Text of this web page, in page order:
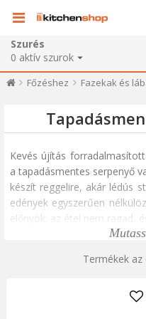
Szurés
0 aktív szurok
Főzéshez Fazekak és
Kevés újítás
a tapadásmentes serpenyő
készít reggelire, akár lédús
edények egyszerűen
előnyök: az étel nem ragad,
Még akkor is, ha nagyon
egyáltalán nem – a
az étel könnyen
kevesebb időt kell a
azzal, hogy szeretteivel
Termékek az